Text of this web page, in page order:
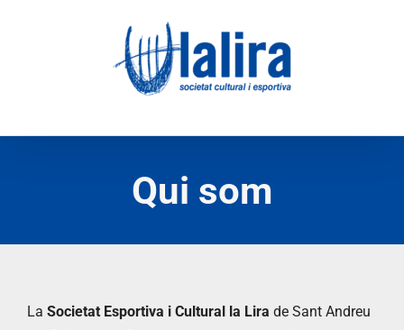
Qui som
La Societat Esportiva i Cultural la Lira de Sant Andreu